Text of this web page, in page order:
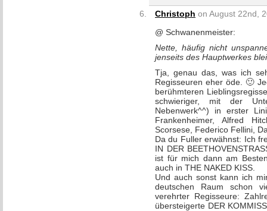
Christoph on August 22nd,
@ Schwanenmeister:
Nette, häufig nicht
jenseits des Hauptwerkes
Tja, genau das, was ich
Regisseuren eher öde. 🙂
berühmteren
schwieriger, mit der
Nebenwerk^^) in erster
Frankenheimer, Alfred
Scorsese, Federico Fellini,
Da du Fuller erwähnst: Ich
IN DER
ist für mich dann am
auch in THE NAKED KISS.
Und auch sonst kann ich
deutschen Raum schon
verehrter Regisseure:
übersteigerte DER